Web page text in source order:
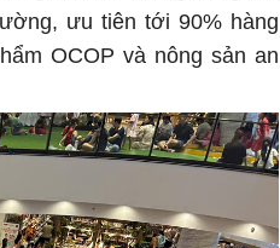
ưu tiên tới 90% hàng
OCOP và nông sản an